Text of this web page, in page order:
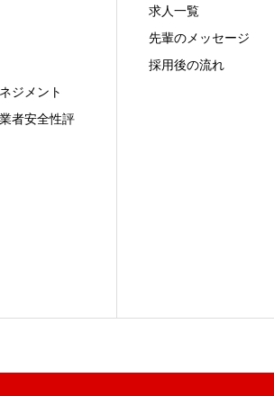
ジメント
者安全性評
求人一覧
先輩のメッセージ
採用後の流れ